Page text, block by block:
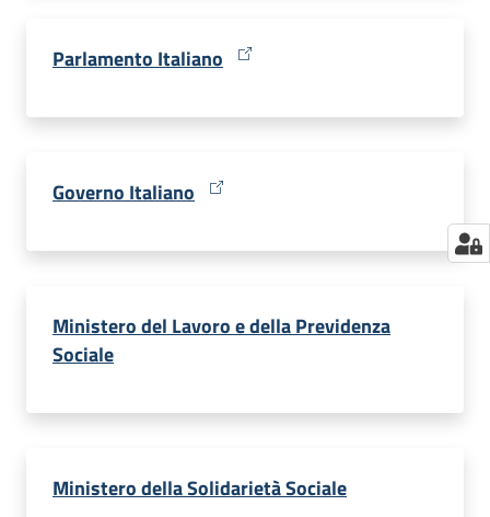
Parlamento Italiano
Governo Italiano
Ministero del Lavoro e della Previdenza
Sociale
Ministero della Solidarietà Sociale